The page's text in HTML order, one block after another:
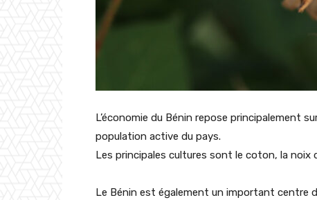
L’économie du Bénin repose principalement
population active du pays.
Les principales cultures sont le coton, la noix
Le Bénin est également un important centre